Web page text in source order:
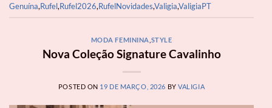
Genuína,Rufel,Rufel2026,RufelNovidades,Valigia,ValigiaPT
MODA FEMININA STYLE
Nova Coleção Signature Cavalinho
POSTED ON 19 DE MARÇO, 2026 BYVALIGIA